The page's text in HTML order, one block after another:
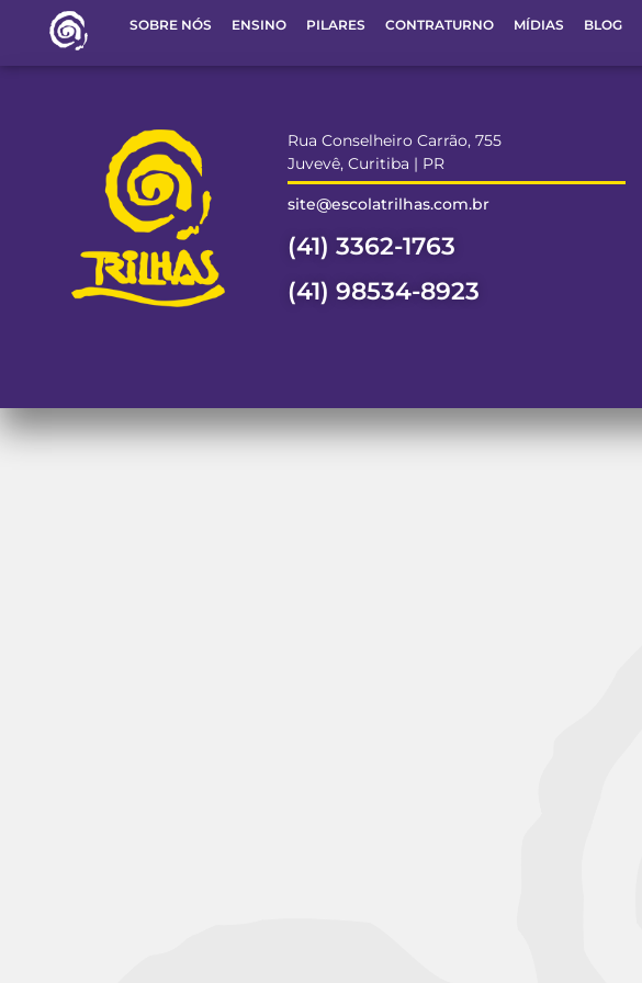
SOBRE NÓS ENSINO PILARES CONTRATURNO MÍDIAS BLOG
Rua Conselheiro Carrão, 755
Juvevê, Curitiba | PR
site@escolatrilhas.com.br
(41) 3362-1763
(41) 98534-8923